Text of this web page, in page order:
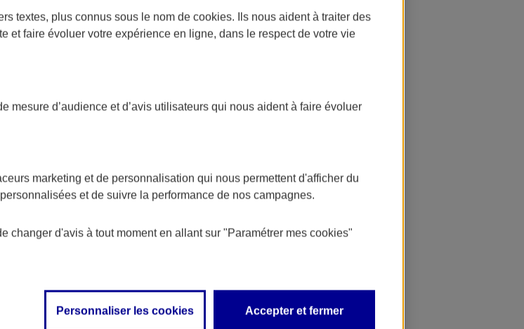
textes, plus connus sous le nom de cookies. Ils nous aident à traiter des
et faire évoluer votre expérience en ligne, dans le respect de votre vie
mesure d’audience et d’avis utilisateurs qui nous aident à faire évoluer
marketing et de personnalisation qui nous permettent d'afficher du
et de suivre la performance de nos campagnes.
changer d'avis à tout moment en allant sur "Paramétrer mes cookies"
Personnaliser les cookies Accepter et fermer